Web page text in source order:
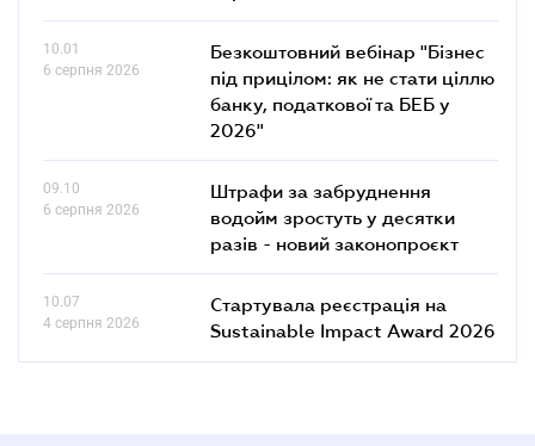
10.01
6 серпня 2026
Безкоштовний вебінар "Бізнес
під прицілом: як не стати ціллю
банку, податкової та БЕБ у
2026"
09.10
6 серпня 2026
Штрафи за забруднення
водойм зростуть у десятки
разів - новий законопроєкт
10.07
4 серпня 2026
Стартувала реєстрація на
Sustainable Impact Award 2026